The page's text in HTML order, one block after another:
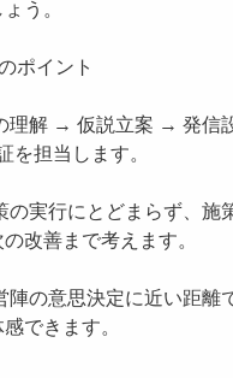
う。
ポイント
理解 → 仮説立案 → 発信
担当します。
実行にとどまらず、施
改善まで考えます。
の意思決定に近い距離
できます。